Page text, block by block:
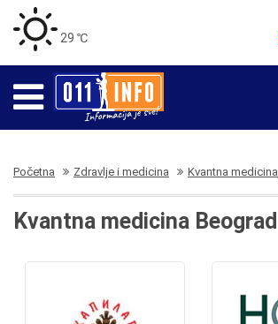
29 ℃
Početna Zdravlje i medicina Kvantna medicina
Kvantna medicina Beograd